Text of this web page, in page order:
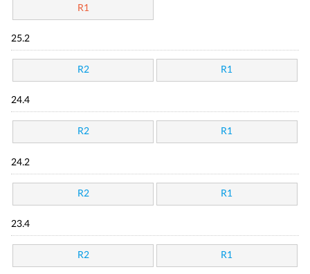
R1
25.2
R2 R1
24.4
R2 R1
24.2
R2 R1
23.4
R2 R1